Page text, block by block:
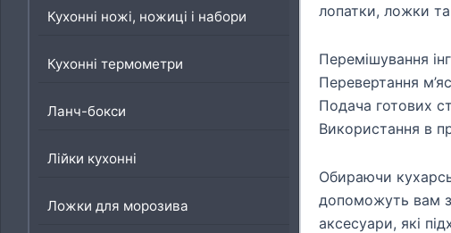
Кухонні ножі, ножиці і набори
Кухонні термометри
Ланч-бокси
Лійки кухонні
Ложки для морозива
лопатки, ложки та
Перемішування
Перевертання
Подача готових
Використання в
Обираючи
допоможуть вам
аксесуари, які